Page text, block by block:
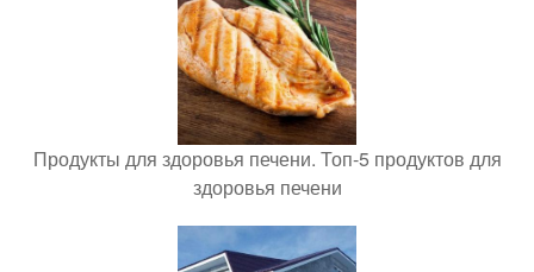
Продукты для здоровья печени. Топ-5 продуктов для
здоровья печени